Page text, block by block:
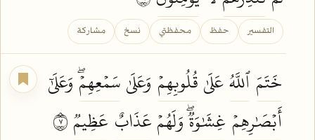
التفسير حفظ محفظتي نسخ مشاركة
خَتَمَٱللَّهُعَلَىٰقُلُوبِهِمۡ وَعَلَىٰسَمۡعِهِمۡۖوَعَلَىٰٓ
أَبۡصَٰرِهِمۡ غِشَٰوَةٞۖوَلَهُمۡعَذَابٌ عَظِيمٞ